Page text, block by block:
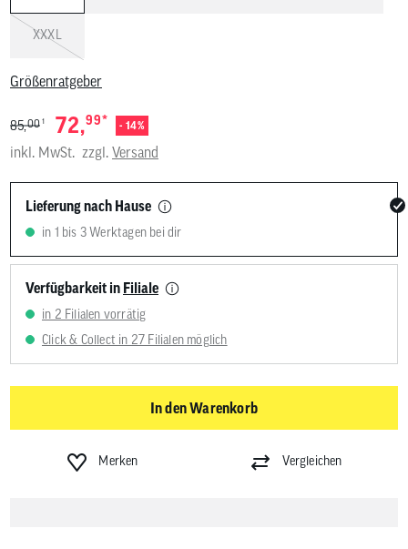
XXXL
Größenratgeber
85,00 1 72,99* - 14%
inkl. MwSt. zzgl. Versand
Lieferung nach Hause
in 1 bis 3 Werktagen bei dir
Verfügbarkeit in Filiale
in 2 Filialen vorrätig
Click & Collect in 27 Filialen möglich
In den Warenkorb
Merken Vergleichen